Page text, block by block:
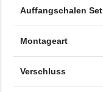
Auffangschalen Set
Montageart
Verschluss